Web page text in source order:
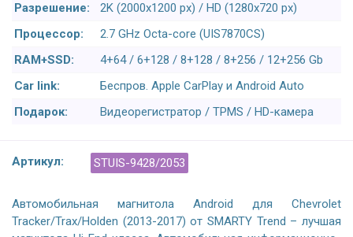
Разрешение:
2K (2000x1200 px) / HD (1280x720 px)
Процессор:
2.7 GHz Octa-core (UIS7870CS)
RAM+SSD:
4+64 / 6+128 / 8+128 / 8+256 / 12+256 Gb
Car link:
Беспров. Apple CarPlay и Android Auto
Подарок:
Видеорегистратор / TPMS / HD-камера
Артикул: STUIS-9428/2053
Автомобильная магнитола Android для Chevrolet
Tracker/Trax/Holden (2013-2017) от SMARTY Trend – лучшая